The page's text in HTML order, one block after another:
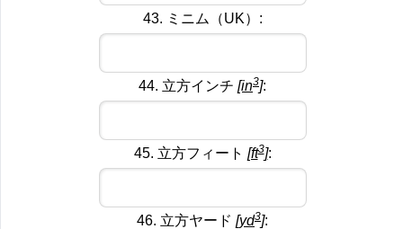
43. ミニム（UK）:
44. 立方インチ [in3]:
45. 立方フィート [ft3]:
46. 立方ヤード [yd3]: